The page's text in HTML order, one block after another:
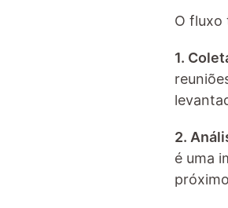
O fluxo
1.
2.
é uma